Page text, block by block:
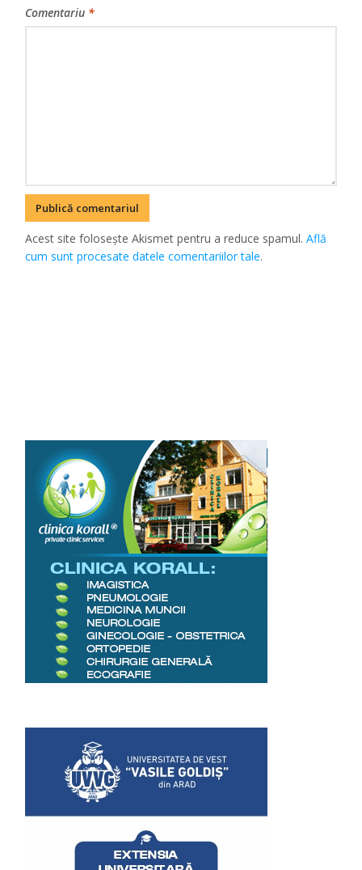
Comentariu *
Acest site folosește Akismet pentru a reduce spamul.Află
cum sunt procesate datele comentariilor tale.